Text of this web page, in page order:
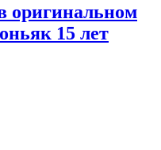
оригинальном
15 лет